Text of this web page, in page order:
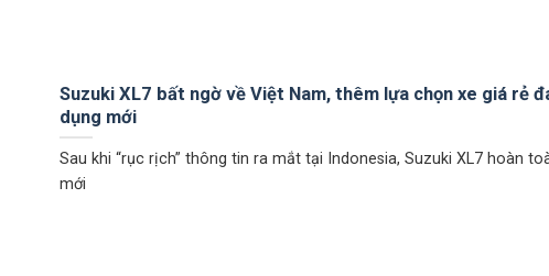
Suzuki XL7 bất ngờ về Việt Nam, thêm lựa chọn xe giá rẻ
dụng mới
Sau khi “rục rịch” thông tin ra mắt tại Indonesia, Suzuki XL7 hoàn
mới